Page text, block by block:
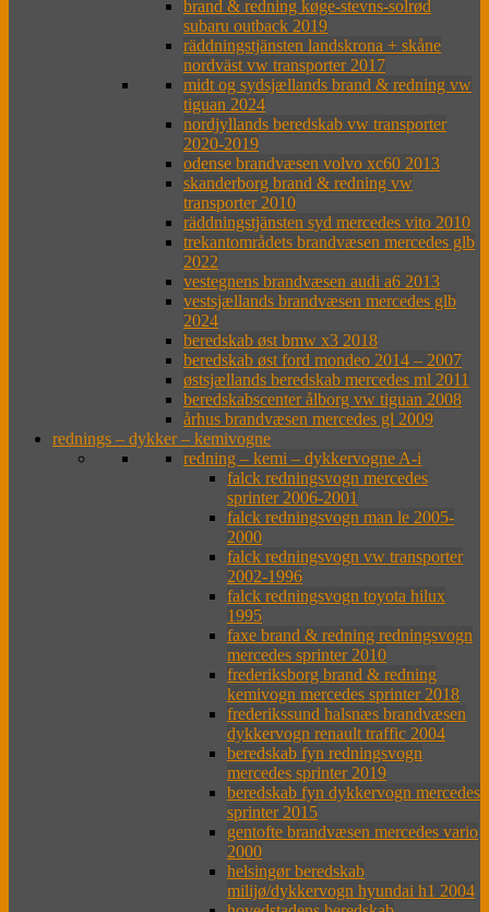
brand & redning køge-stevns-solrød
subaru outback 2019
räddningstjänsten landskrona + skåne
nordväst vw transporter 2017
midt og sydsjællands brand & redning vw
tiguan 2024
nordjyllands beredskab vw transporter
2020-2019
odense brandvæsen volvo xc60 2013
skanderborg brand & redning vw
transporter 2010
räddningstjänsten syd mercedes vito 2010
trekantområdets brandvæsen mercedes glb
2022
vestegnens brandvæsen audi a6 2013
vestsjællands brandvæsen mercedes glb
2024
beredskab øst bmw x3 2018
beredskab øst ford mondeo 2014 – 2007
østsjællands beredskab mercedes ml 2011
beredskabscenter ålborg vw tiguan 2008
århus brandvæsen mercedes gl 2009
rednings – dykker – kemivogne
redning – kemi – dykkervogne A-i
falck redningsvogn mercedes
sprinter 2006-2001
falck redningsvogn man le 2005-
2000
falck redningsvogn vw transporter
2002-1996
falck redningsvogn toyota hilux
1995
faxe brand & redning redningsvogn
mercedes sprinter 2010
frederiksborg brand & redning
kemivogn mercedes sprinter 2018
frederikssund halsnæs brandvæsen
dykkervogn renault traffic 2004
beredskab fyn redningsvogn
mercedes sprinter 2019
beredskab fyn dykkervogn mercedes
sprinter 2015
gentofte brandvæsen mercedes vario
2000
helsingør beredskab
milijø/dykkervogn hyundai h1 2004